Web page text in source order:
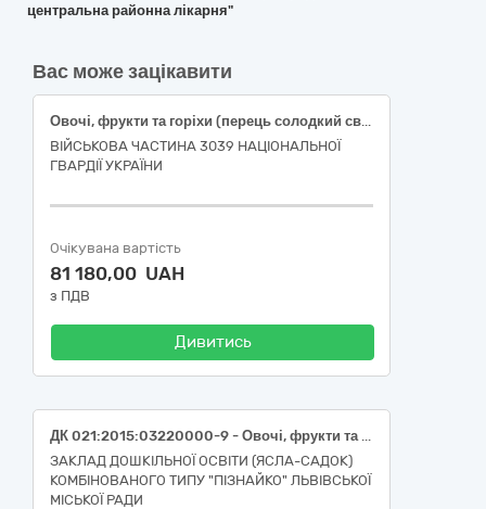
центральна районна лікарня"
Вас може зацікавити
Овочі, фрукти та горіхи (перець солодкий свіжий подовженої форми, огірки свіжі польові короткоплідні, помідори тепличні свіжі округлі, часник свіжий вищого товарного сорту)
ВІЙСЬКОВА ЧАСТИНА 3039 НАЦІОНАЛЬНОЇ
ГВАРДІЇ УКРАЇНИ
Очікувана вартість
81 180,00 UAH
з ПДВ
Дивитись
ДК 021:2015:03220000-9 - Овочі, фрукти та горіхи (огірки свіжі, польові, короткоплідні (до 14см), ДСТУ 3247; помідори (томати) свіжі, польові, округлі, ДСТУ 3246; кабачки свіжі, першого товарного сорту, довжина 7-26 см; капуста цвітна свіжа, першого товарного сорту, ДСТУ 3280; перець солодкий свіжий, округлої форми, ДСТУ 2659) для закладу дошкільної освіти (ясла-садок) комбінованого типу «Пізнайко» Львівської міської ради
ЗАКЛАД ДОШКІЛЬНОЇ ОСВІТИ (ЯСЛА-САДОК)
КОМБІНОВАНОГО ТИПУ "ПІЗНАЙКО" ЛЬВІВСЬКОЇ
МІСЬКОЇ РАДИ